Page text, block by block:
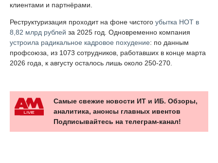
клиентами и партнёрами.
Реструктуризация проходит на фоне чистого убытка НОТ в
8,82 млрд рублей за 2025 год. Одновременно компания
устроила радикальное кадровое похудение: по данным
профсоюза, из 1073 сотрудников, работавших в конце марта
2026 года, к августу осталось лишь около 250-270.
Самые свежие новости ИТ и ИБ. Обзоры,
аналитика, анонсы главных ивентов
Подписывайтесь на телеграм-канал!